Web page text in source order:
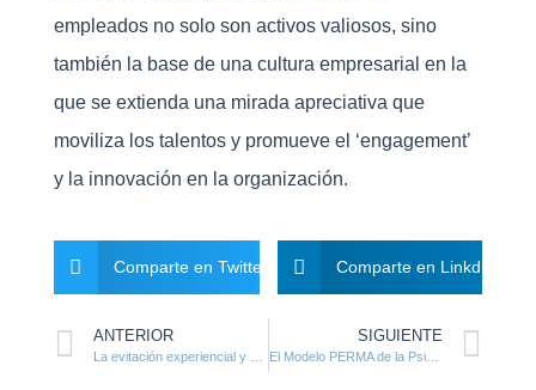
empleados no solo son activos valiosos, sino
también la base de una cultura empresarial en la
que se extienda una mirada apreciativa que
moviliza los talentos y promueve el ‘engagement’
y la innovación en la organización.
Comparte en Twitter Comparte en Linkdin
ANTERIOR SIGUIENTE
El Modelo PERMA de la Psicología positiva aplicada a las organizaciones